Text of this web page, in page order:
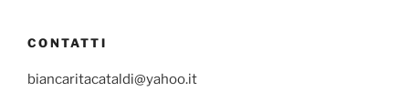
CONTATTI
biancaritacataldi@yahoo.it